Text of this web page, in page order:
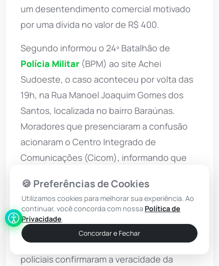
um desentendimento comercial motivado
por uma dívida no valor de R$ 400.
Segundo informou o 24º Batalhão de
Polícia Militar (BPM) ao site Achei
Sudoeste, o caso aconteceu por volta das
19h, na Rua Manoel Joaquim Gomes dos
Santos, localizada no bairro Baraúnas.
Moradores que presenciaram a confusão
acionaram o Centro Integrado de
Comunicações (Cicom), informando que
no meio da rua.
Uma guarnição de rádio patrulha foi
deslocada imediatamente para o
endereço. Ao chegarem ao local, os
policiais confirmaram a veracidade da
🍪 Preferências de Cookies
Utilizamos cookies para melhorar sua experiência. Ao
continuar, você concorda com nossa Política de
Privacidade.
Concordar e Fechar